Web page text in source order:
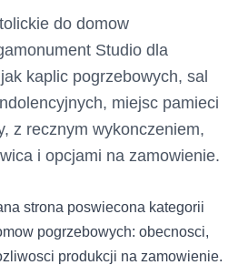
do domow
Studio dla
kaplic pogrzebowych, sal
miejsc pamieci
z recznym wykonczeniem,
i opcjami na zamowienie.
strona poswiecona kategorii
pogrzebowych: obecnosci,
produkcji na zamowienie.